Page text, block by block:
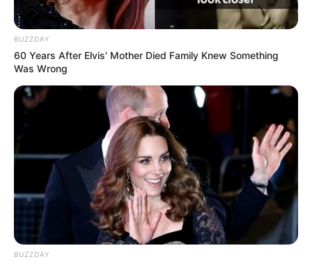
BUZZDAY
60 Years After Elvis' Mother Died Family Knew Something
Was Wrong
BUZZDAY